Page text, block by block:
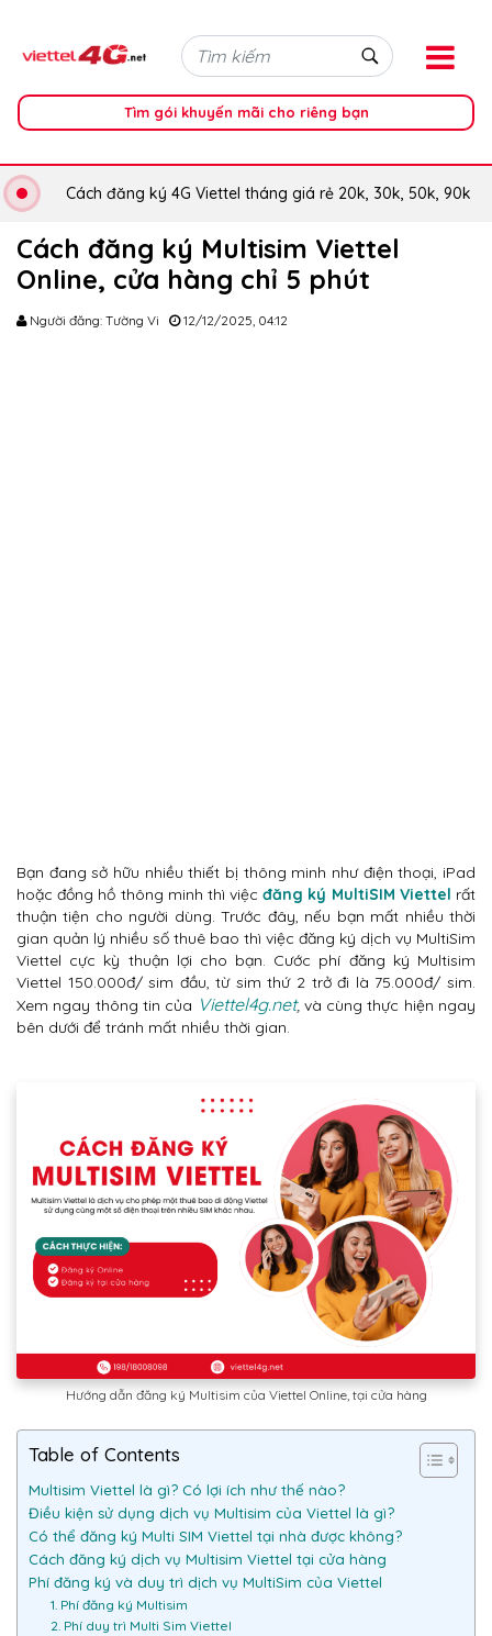
Tìm gói khuyến mãi cho riêng bạn
Cách đăng ký 4G Viettel tháng giá rẻ 20k, 30k, 50k, 90k
Cách đăng ký Multisim Viettel
Online, cửa hàng chỉ 5 phút
Người đăng: Tường Vi 12/12/2025, 04:12
Bạn đang sở hữu nhiều thiết bị thông minh như điện thoại, iPad
hoặc đồng hồ thông minh thì việcđăng ký MultiSIM Viettel rất
thuận tiện cho người dùng. Trước đây, nếu bạn mất nhiều thời
gian quản lý nhiều số thuê bao thì việc đăng ký dịch vụ MultiSim
Viettel cực kỳ thuận lợi cho bạn. Cước phí đăng ký Multisim
Viettel 150.000đ/ sim đầu, từ sim thứ 2 trở đi là 75.000đ/ sim.
Xem ngay thông tin của Viettel4g.net, và cùng thực hiện ngay
bên dưới để tránh mất nhiều thời gian.
Hướng dẫn đăng ký Multisim của Viettel Online, tại cửa hàng
Table of Contents
Multisim Viettel là gì? Có lợi ích như thế nào?
Điều kiện sử dụng dịch vụ Multisim của Viettel là gì?
Có thể đăng ký Multi SIM Viettel tại nhà được không?
Cách đăng ký dịch vụ Multisim Viettel tại cửa hàng
Phí đăng ký và duy trì dịch vụ MultiSim của Viettel
1. Phí đăng ký Multisim
2. Phí duy trì Multi Sim Viettel